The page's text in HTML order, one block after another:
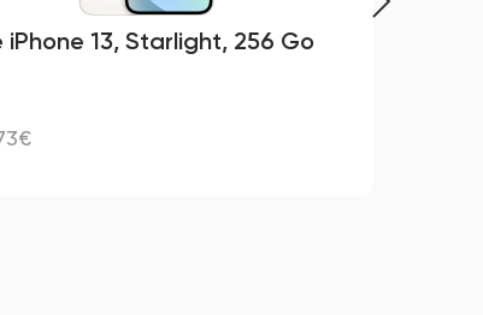
iPhone 13, Starlight, 256 Go